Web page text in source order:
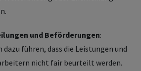
und Beförderungen:
führen, dass die Leistungen und
nicht fair beurteilt werden.